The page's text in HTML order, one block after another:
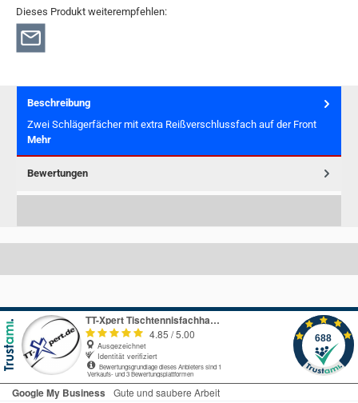
Dieses Produkt weiterempfehlen:
Beschreibung
Zwei Schlägerfächer mit extra Reißverschlussfach auf der Front
Mehr
Bewertungen